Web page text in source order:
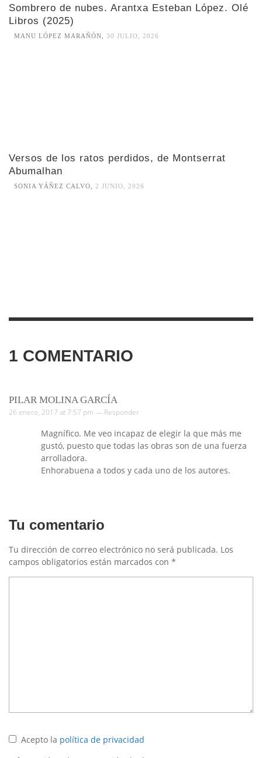
Sombrero de nubes. Arantxa Esteban López. Olé
Libros (2025)
MANU LÓPEZ MARAÑÓN 30 JULIO, 2026
Versos de los ratos perdidos, de Montserrat
Abumalhan
SONIA YÁÑEZ CALVO, 2 JUNIO, 2026
1 COMENTARIO
PILAR MOLINA GARCÍA
26 enero, 2017 at 7:57 pm — Responder
Magnífico. Me veo incapaz de elegir la que más me
gustó, puesto que todas las obras son de una fuerza
arrolladora.
Enhorabuena a todos y cada uno de los autores.
Tu comentario
Tu dirección de correo electrónico no será publicada. Los
campos obligatorios están marcados con *
Acepto la política de privacidad